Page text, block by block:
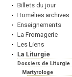
Billets du jour
Homélies archives
Enseignements
La Fromagerie
Les Liens
La Liturgie
Dossiers de Liturgie
Martyrologe